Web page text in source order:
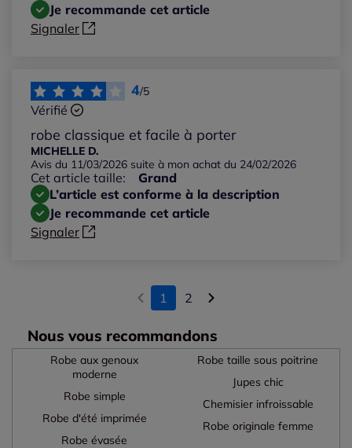
Je recommande cet article
Signaler
4/5
Vérifié
robe classique et facile à porter
MICHELLE D.
Avis du 11/03/2026 suite à mon achat du 24/02/2026
Cet article taille:
Grand
L’article est conforme à la description
Je recommande cet article
Signaler
1 2
Nous vous recommandons
Robe aux genoux
moderne
Robe simple
Robe d'été imprimée
Robe évasée
Robe taille sous poitrine
Jupes chic
Chemisier infroissable
Robe originale femme